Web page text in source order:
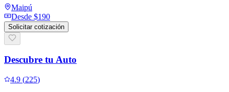
Maipú
Desde $190
Solicitar cotización
Descubre tu Auto
4.9 (225)